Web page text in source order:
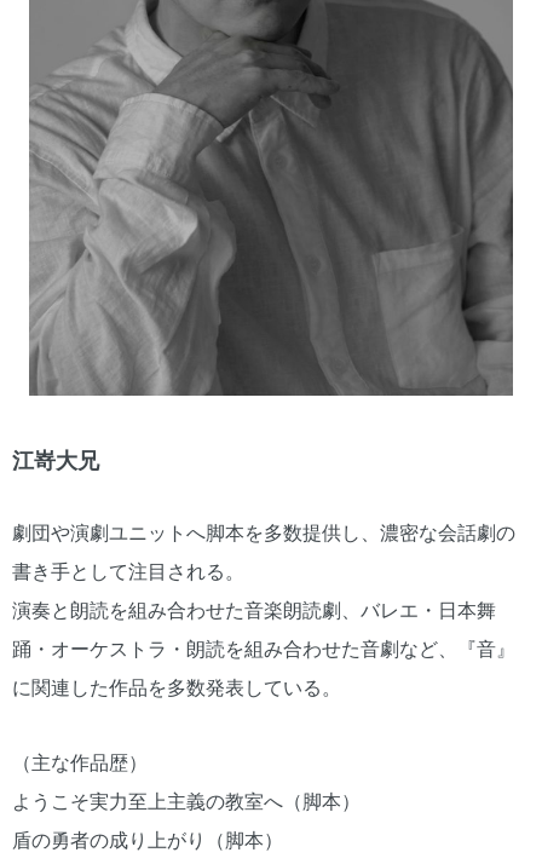
江嵜大兄
劇団や演劇ユニットへ脚本を多数提供し、濃密な会話劇の
書き手として注目される。
演奏と朗読を組み合わせた音楽朗読劇、バレエ・日本舞
踊・オーケストラ・朗読を組み合わせた音劇など、『音』
に関連した作品を多数発表している。
（主な作品歴）
ようこそ実力至上主義の教室へ（脚本）
盾の勇者の成り上がり（脚本）